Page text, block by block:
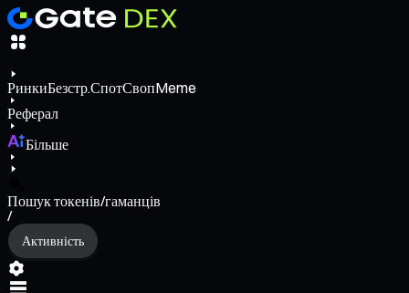
РинкиБезстр.СпотСвопMeme
Реферал
Більше
Пошук токенів/гаманців
/
Активність